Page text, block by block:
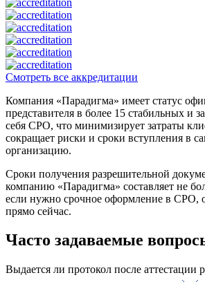
Смотреть все аккредитации
Компания «Парадигма» имеет статус
представителя в более 15 стабильных и
себя СРО, что минимизирует затраты
сокращает риски и сроки вступления в
организацию.
Сроки получения разрешительной
компанию «Парадигма» составляет не
если нужно срочное оформление в СРО,
прямо сейчас.
Часто задаваемые
Выдается ли протокол после аттестации